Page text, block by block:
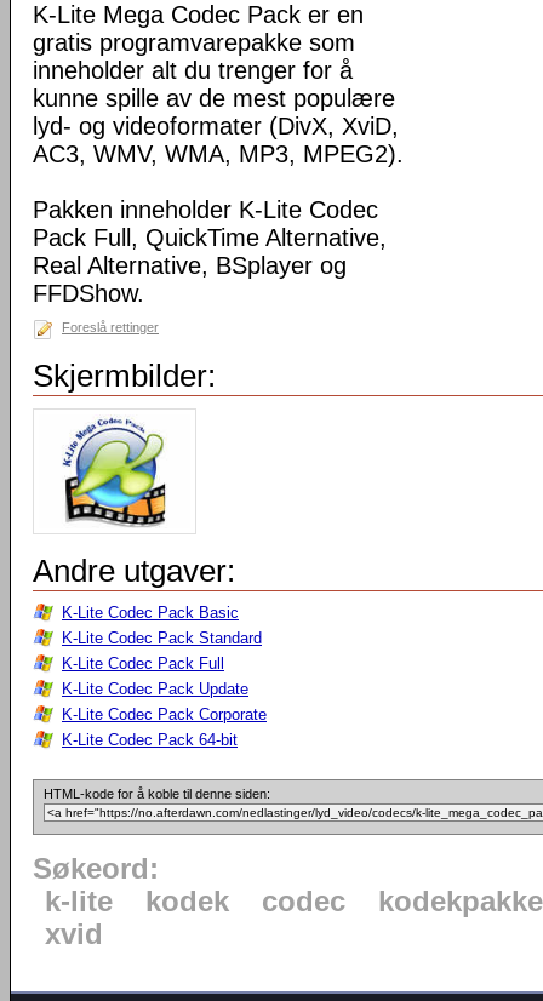
K-Lite Mega Codec Pack er en
gratis programvarepakke som
inneholder alt du trenger for å
kunne spille av de mest populære
lyd- og videoformater (DivX, XviD,
AC3, WMV, WMA, MP3, MPEG2).
Pakken inneholder K-Lite Codec
Pack Full, QuickTime Alternative,
Real Alternative, BSplayer og
FFDShow.
Foreslå rettinger
Skjermbilder:
Andre utgaver:
K-Lite Codec Pack Basic
K-Lite Codec Pack Standard
K-Lite Codec Pack Full
K-Lite Codec Pack Update
K-Lite Codec Pack Corporate
K-Lite Codec Pack 64-bit
HTML-kode for å koble til denne siden:
Søkeord:
k-lite
kodek codec
kodekpakke
xvid